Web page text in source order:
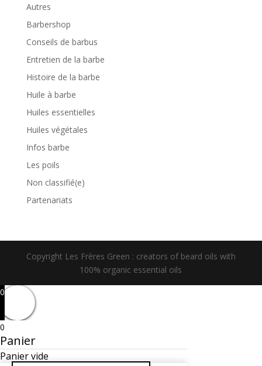
Autres
Barbershop
Conseils de barbus
Entretien de la barbe
Histoire de la barbe
Huile à barbe
Huiles essentielles
Huiles végétales
Infos barbe
Les poils
Non classifié(e)
Partenariats
Copyright Les Frères Green : creators of beard oils with
100% organic essential oils
0
0
Panier
Panier vide